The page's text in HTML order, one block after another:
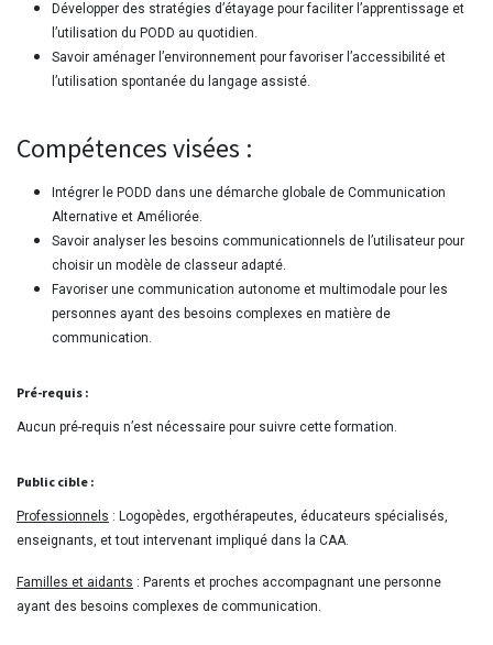
Développer des stratégies d’étayage pour faciliter l’apprentissage et
l’utilisation du PODD au quotidien.
Savoir aménager l’environnement pour favoriser l’accessibilité et
l’utilisation spontanée du langage assisté.
Compétences visées :
Intégrer le PODD dans une démarche globale de Communication
Alternative et Améliorée.
Savoir analyser les besoins communicationnels de l’utilisateur pour
choisir un modèle de classeur adapté.
Favoriser une communication autonome et multimodale pour les
personnes ayant des besoins complexes en matière de
communication.
Pré-requis :
Aucun pré-requis n’est nécessaire pour suivre cette formation.
Public cible :
Professionnels : Logopèdes, ergothérapeutes, éducateurs spécialisés,
enseignants, et tout intervenant impliqué dans la CAA.
Familles et aidants : Parents et proches accompagnant une personne
ayant des besoins complexes de communication.